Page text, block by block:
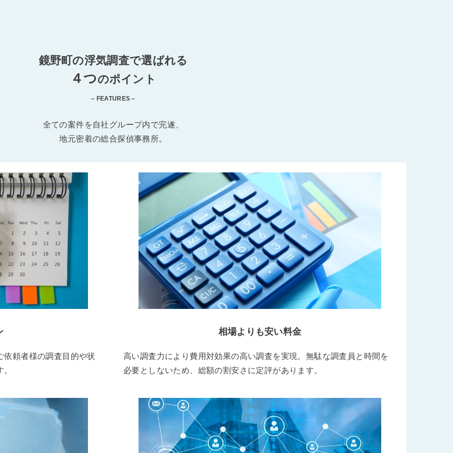
鏡野町の浮気調査で選ばれる
４つのポイント
– FEATURES –
全ての案件を自社グループ内で完遂、
地元密着の総合探偵事務所。
依頼者様の調査目的や状
相場よりも安い料金
高い調査力により費用対効果の高い調査を実現。無駄な調査員と時間を
必要としないため、総額の割安さに定評があります。